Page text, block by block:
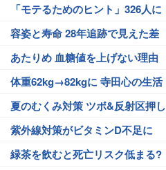
「モテるためのヒント」326人に
容姿と寿命 28年追跡で見えた差
あたりめ 血糖値を上げない理由
体重62kg→82kgに 寺田心の生活
夏のむくみ対策 ツボ&反射区押し
紫外線対策がビタミンD不足に
緑茶を飲むと死亡リスク低まる?